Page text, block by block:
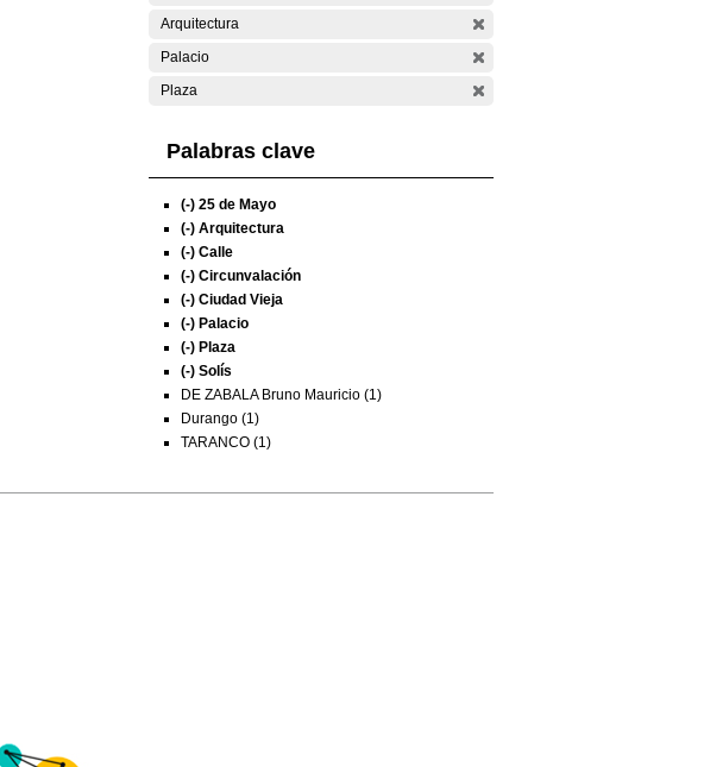
Arquitectura
Palacio
Plaza
Palabras clave
(-) 25 de Mayo
(-) Arquitectura
(-) Calle
(-) Circunvalación
(-) Ciudad Vieja
(-) Palacio
(-) Plaza
(-) Solís
DE ZABALA Bruno Mauricio (1)
Durango (1)
TARANCO (1)